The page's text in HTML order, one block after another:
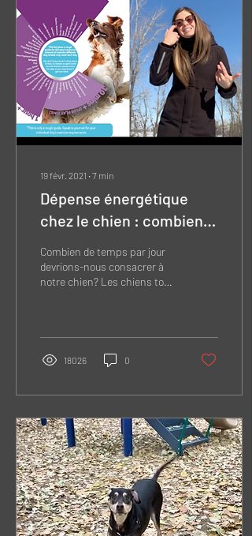
19 févr. 2021 ∙7 min
Dépense énergétique
chez le chien : combien
d'activité et à quelle
fréquence?
Combien de temps par jour
devrions-nous consacrer à
notre chien? Les chiens tout
18026 0